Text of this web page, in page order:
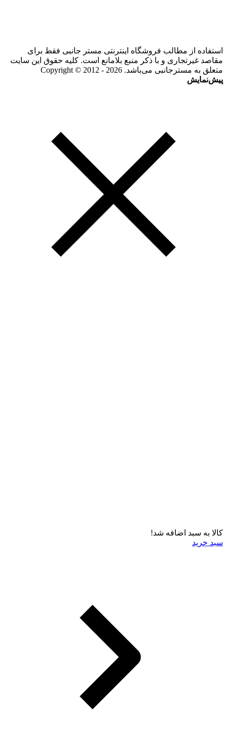
استفاده از مطالب فروشگاه اینترنتی مستر جانبی فقط برای
مقاصد غیرتجاری و با ذکر منبع بلامانع است. کلیه حقوق این سایت
متعلق به مسترجانبی می‌باشد. Copyright © 2012 - 2026
پیش‌نمایش
کالا به سبد اضافه شد!
سبد خرید